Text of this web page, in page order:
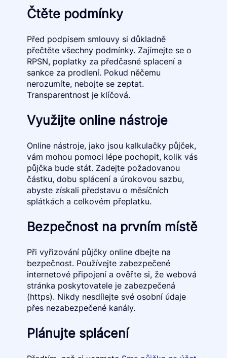
Čtěte podmínky
Před podpisem smlouvy si důkladně
přečtěte všechny podmínky. Zajímejte se o
RPSN, poplatky za předčasné splacení a
sankce za prodlení. Pokud něčemu
nerozumíte, nebojte se zeptat.
Transparentnost je klíčová.
Využijte online nástroje
Online nástroje, jako jsou kalkulačky půjček,
vám mohou pomoci lépe pochopit, kolik vás
půjčka bude stát. Zadejte požadovanou
částku, dobu splácení a úrokovou sazbu,
abyste získali představu o měsíčních
splátkách a celkovém přeplatku.
Bezpečnost na prvním místě
Při vyřizování půjčky online dbejte na
bezpečnost. Používejte zabezpečené
internetové připojení a ověřte si, že webová
stránka poskytovatele je zabezpečená
(https). Nikdy nesdílejte své osobní údaje
přes nezabezpečené kanály.
Plánujte splácení